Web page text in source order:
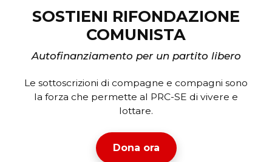
SOSTIENI RIFONDAZIONE
COMUNISTA
Autofinanziamento per un partito libero
Le sottoscrizioni di compagne e compagni sono
la forza che permette al PRC-SE di vivere e
lottare.
Dona ora